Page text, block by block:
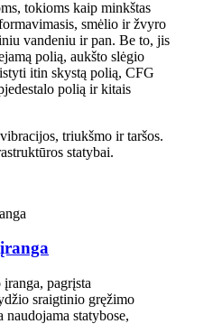
tokioms kaip minkštas
smėlio ir žvyro
vandeniu ir pan. Be to, jis
polią, aukšto slėgio
itin skystą polią, CFG
polią ir kitais
triukšmo ir taršos.
statybai.
pagrįsta
sraigtinio gręžimo
naudojama statybose,